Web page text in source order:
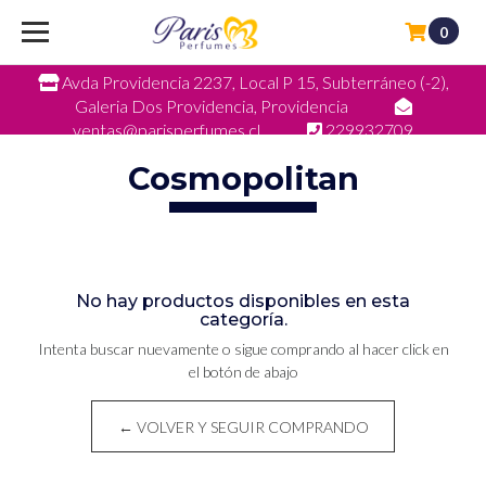
Avda Providencia 2237, Local P 15, Subterráneo (-2),
Galeria Dos Providencia, Providencia
ventas@parisperfumes.cl
229932709
0
Cosmopolitan
No hay productos disponibles en esta
categoría.
Intenta buscar nuevamente o sigue comprando al hacer click en
el botón de abajo
← VOLVER Y SEGUIR COMPRANDO